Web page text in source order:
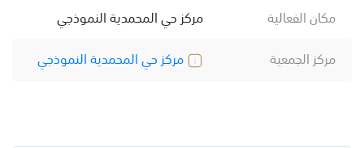
مكان الفعالية
مركز حي المحمدية النموذجي
مركز الجمعية
مركز حي المحمدية النموذجي